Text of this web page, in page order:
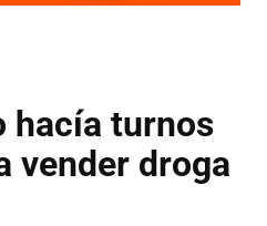
hacía turnos
vender droga